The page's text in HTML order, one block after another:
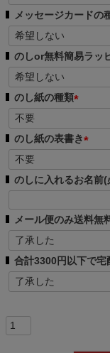
メッセージカードの
のしor無料簡易ラッ
のし紙の種類
必
須
のし紙の表書き
必
須
のしに入れるお名前(
メール便のみ送料無
合計3300円以下で